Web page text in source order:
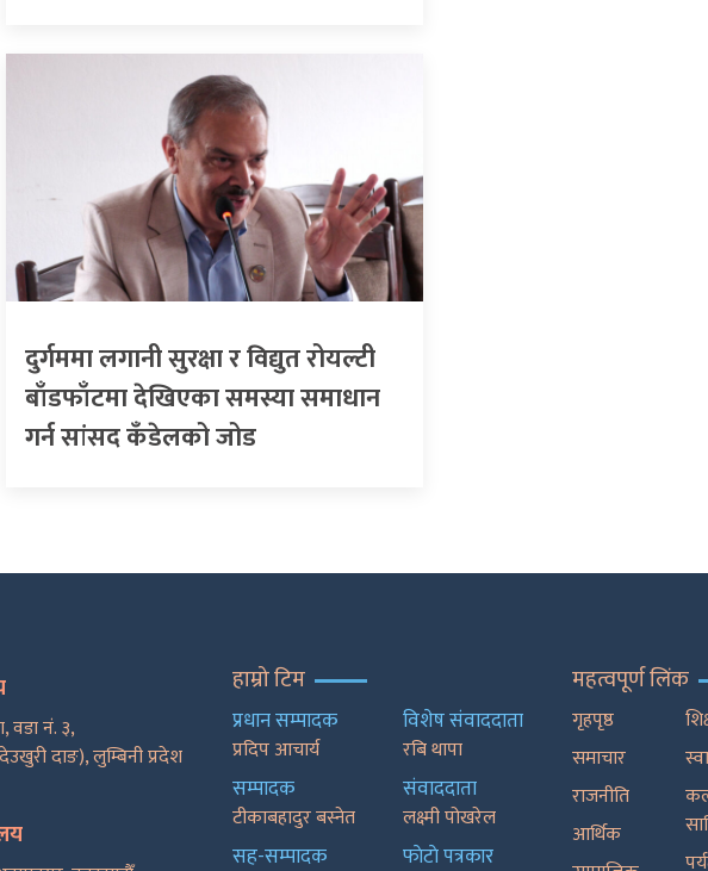
दुर्गममा लगानी सुरक्षा र विद्युत रोयल्टी
बाँडफाँटमा देखिएका समस्या समाधान
गर्न सांसद कँडेलको जोड
वडा नं. ३,
दाङ), लुम्बिनी प्रदेश
हाम्रो टिम
प्रधान सम्पादक
प्रदिप आचार्य
सम्पादक
टीकाबहादुर बस्नेत
सह-सम्पादक
विशेष संवाददाता
रबि थापा
संवाददाता
लक्ष्मी पोखरेल
फाेटाे पत्रकार
महत्वपूर्ण लिंक
गृहपृष्ठ
समाचार
राजनीति
आर्थिक